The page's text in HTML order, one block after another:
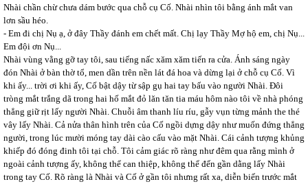
Nhài chần chừ chưa dám bước qua chỗ cụ Cố. Nhài nhìn tôi bằng ánh mắt van
lơn sầu héo.
- Em đi chị Nụ ạ, ở đây Thầy đánh em chết mất. Chị lạy Thầy Mợ hộ em, chị Nụ...
Em đội ơn Nụ...
Nhài vùng vằng gỡ tay tôi, sau tiếng nấc xăm xăm tiến ra cửa. Ánh sáng ngày
đón Nhài ở bàn thờ tổ, men dần trên nền lát đá hoa và dừng lại ở chỗ cụ Cố. Vì
khi ấy... trời ơi khi ấy, Cố bật dậy từ sập gụ hai tay bấu vào người Nhài. Đôi
tròng mắt trắng dã trong hai hố mắt đỏ lăn tăn tia máu hôm nào tôi về nhà phóng
thẳng giữ rịt lấy người Nhài. Chuỗi âm thanh líu ríu, gẫy vụn từng mảnh the thé
vây lấy Nhài. Cả nửa thân hình trên của Cố ngồi dựng dậy như muốn đứng thẳng
người, trong lúc mười móng tay dài cào cấu vào mặt Nhài. Cái cảnh tượng khủng
khiếp đó đóng đinh tôi tại chỗ. Tôi cảm giác rõ ràng như đêm qua rằng mình ở
ngoài cảnh tượng ấy, không thể can thiệp, không thể đến gần dằng lấy Nhài
trong tay Cố. Rõ ràng là Nhài và Cố ở gần tôi nhưng rất xa, diễn biến trước mắt